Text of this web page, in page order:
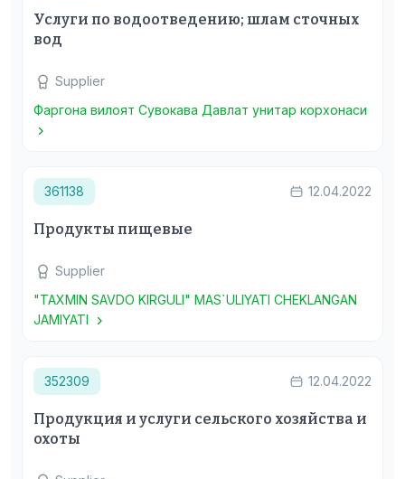
Услуги по водоотведению; шлам сточных
вод
Supplier
Фаргона вилоят Сувокава Давлат унитар корхонаси
361138 12.04.2022
Продукты пищевые
Supplier
"TAXMIN SAVDO KIRGULI" MAS`ULIYATI CHEKLANGAN
JAMIYATI
352309 12.04.2022
Продукция и услуги сельского хозяйства и
охоты